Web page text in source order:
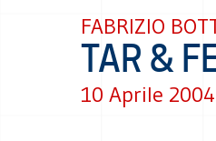
FABRIZIO
TAR &
10 Aprile 2004